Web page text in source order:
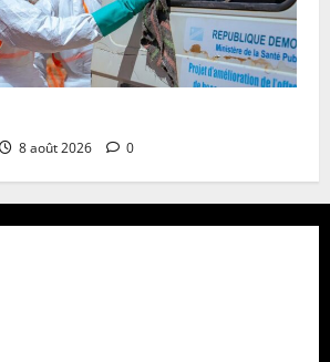
8 août 2026 0